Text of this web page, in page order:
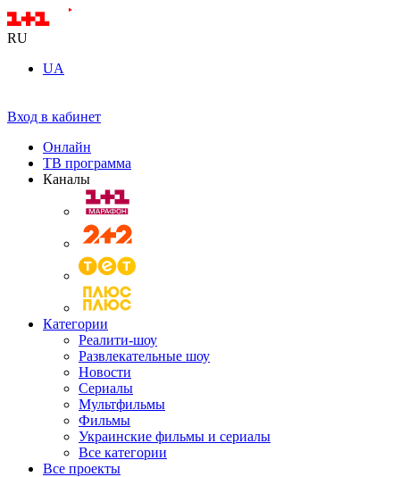
RU
UA
Вход в кабинет
Онлайн
ТВ программа
Каналы
Категории
Реалити-шоу
Развлекательные шоу
Новости
Сериалы
Мультфильмы
Фильмы
Украинские фильмы и сериалы
Все категории
Все проекты